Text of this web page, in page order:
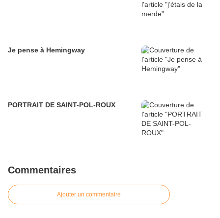
Je pense à Hemingway
PORTRAIT DE SAINT-POL-ROUX
Commentaires
Ajouter un commentaire